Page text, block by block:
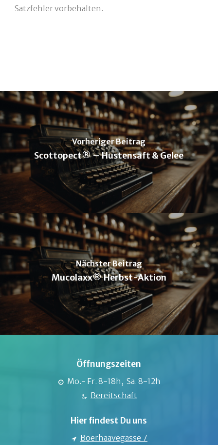
Satzfehler vorbehalten.
Vorheriger Beitrag
Scottopect® – Hustensaft & Gelee
Nächster Beitrag
Mucolaxx® Herbst-Aktion
Öffnungszeiten
Mo.- Fr. 8-18h, Sa. 8-12h
Bereitschaft
Hier findest Du uns
Boerhaavegasse 7